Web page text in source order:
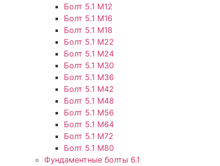
Болт 5.1 М12
Болт 5.1 М16
Болт 5.1 М18
Болт 5.1 М22
Болт 5.1 М24
Болт 5.1 М30
Болт 5.1 М36
Болт 5.1 М42
Болт 5.1 М48
Болт 5.1 М56
Болт 5.1 М64
Болт 5.1 М72
Болт 5.1 М80
Фундаментные болты 6.1